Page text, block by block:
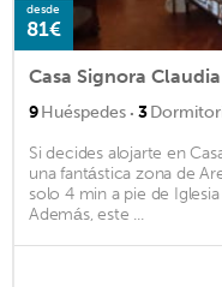
desde
81€
Casa Signora Claudia
9Huéspedes · 3
Si decides alojarte en
una fantástica zona de
solo 4 min a pie de
Además, este ...